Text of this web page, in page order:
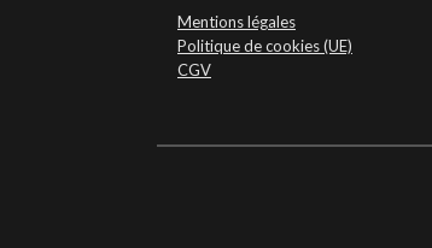
Mentions légales
Politique de cookies (UE)
CGV